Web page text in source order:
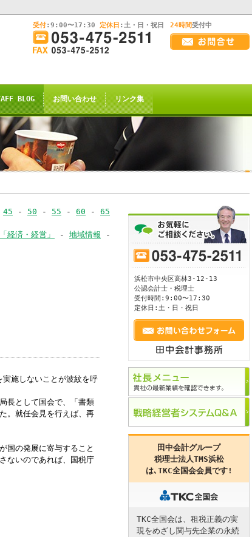
画
面
幅
て
ご
ご
さ
い
閲覧する場合はコチラ
ブラウザ(Trident系)でも
ございますが
2021年4月28日を以て
のサポートは終了致しました。
すが、
、または
Edge
お願い申し上げます。
ループ
林3-12-13)
－２５１１㈹
受付:9:00〜17:30 定休日 :土・日・祝日 24時間受付中
BLOG お問い合わせ リンク集
45 - 50 - 55 - 60 - 65 70-75-80-85-90-95
経済・経営」 - 地域情報 -
ｺｰﾋｰﾌﾞﾚｲｸ
実施しないことが波紋を呼
長として国会で、「書類
。就任会見を行えば、再
国の発展に寄与すること
ないのであれば、国税庁
浜松市中央区高林3-12-13
公認会計士・税理士
受付時間:9:00〜17:30
定休日:土・日・祝日
田中会計グループ
税理士法人TMS浜松
は､ TKC全国会会員です!
TKC全国会は、租税正義の実
現をめざし関与先企業の永続